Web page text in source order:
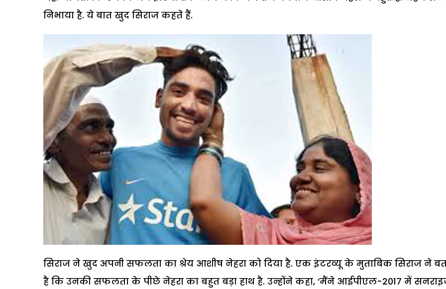
निभाया है. ये बात खुद सिराज कहते हैं.
सिराज ने खुद अपनी सफलता का श्रेय आशीष नेहरा को दिया है. एक इंटरव्यू के मुताबिक सिराज ने
है कि उनकी सफलता के पीछे नेहरा का बहुत बड़ा हाथ है. उन्होंने कहा, ‘मैंने आईपीएल-2017 में